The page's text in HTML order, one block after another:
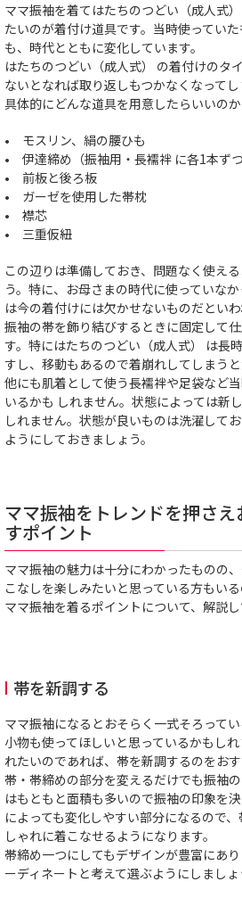
ママ振袖を着てはたちのつどい（成人式
たいのが着付け道具です。当時使ってい
も、時代とともに変化しています。
はたちのつどい（成人式） の着付けのタ
ないとなれば取り返しもつかなくなってし
具体的にどんな道具を用意したらいいのか
• モスリン、絹の腰ひも
• 伊達締め（振袖用・長襦袢 に各1本ずつ
• 前板と後ろ板
• ガーゼを使用した帯枕
• 襟芯
• 三重仮紐
この辺りは準備しておき、問題なく使え
う。特に、お母さまの時代に使っていな
は今の着付けには欠かせないものだといわ
振袖の帯を飾り結びするときに固定して
す。特にはたちのつどい（成人式） は長
すし、移動もあるので着崩れしてしまうと
他にも肌着として使う長襦袢や足袋など
いるかも しれません。状態によっては新
しれません。状態が良いものは洗濯して
ようにしておきましょう。
ママ振袖をトレンドを押さ
すポイント
ママ振袖の魅力は十分にわかったものの
こなしを楽しみたいと思っている方もい
ママ振袖を着るポイントについて、解説し
帯を新調する
ママ振袖になるとおそらく一式そろって
小物も使ってほしいと思っているかもし
れたいのであれば、帯を新調するのをおす
帯・帯締めの部分を変えるだけでも振袖
はもともと面積も多いので振袖の印象を
によっても変化しやすい部分になるので
しゃれに着こなせるようになります。
帯締め一つにしてもデザインが豊富にあ
ーディネートと考えて選ぶようにしましょ